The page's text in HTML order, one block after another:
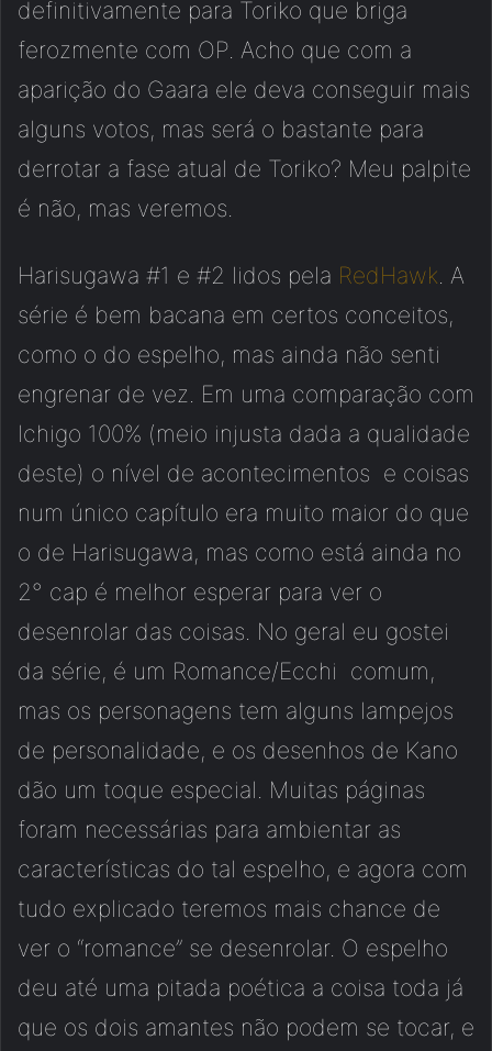
definitivamente para Toriko que briga
ferozmente com OP. Acho que com a
aparição do Gaara ele deva conseguir mais
alguns votos, mas será o bastante para
derrotar a fase atual de Toriko? Meu palpite
é não, mas veremos.
Harisugawa #1 e #2 lidos pela RedHawk . A
série é bem bacana em certos conceitos,
como o do espelho, mas ainda não senti
engrenar de vez. Em uma comparação com
Ichigo 100% (meio injusta dada a qualidade
deste) o nível de acontecimentos e coisas
num único capítulo era muito maior do que
o de Harisugawa, mas como está ainda no
2° cap é melhor esperar para ver o
desenrolar das coisas. No geral eu gostei
da série, é um Romance/Ecchi comum,
mas os personagens tem alguns lampejos
de personalidade, e os desenhos de Kano
dão um toque especial. Muitas páginas
foram necessárias para ambientar as
características do tal espelho, e agora com
tudo explicado teremos mais chance de
ver o “romance” se desenrolar. O espelho
deu até uma pitada poética a coisa toda já
que os dois amantes não podem se tocar, e